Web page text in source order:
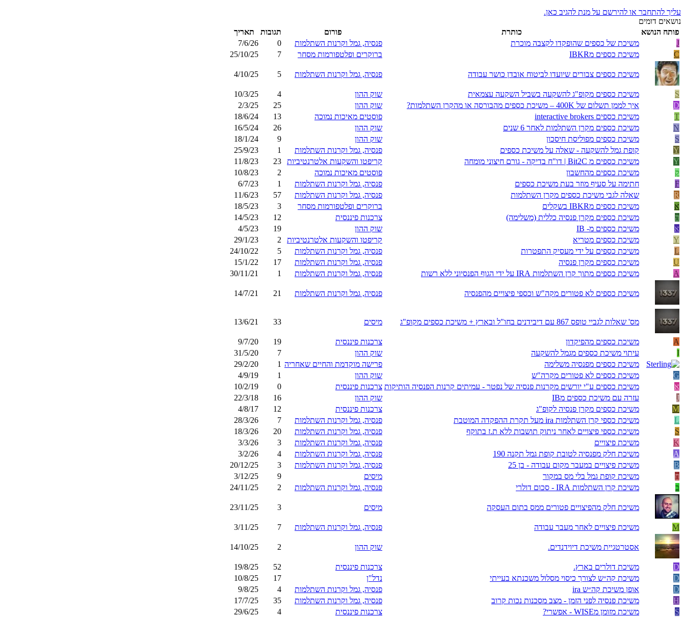
עליך להתחבר או להירשם על מנת להגיב כאן.
נושאים דומים
פותח הנושא
כותרת פורום תגובות
תאריך
J
משיכת של כספים שהופקדו לקצבה מוכרת פנסיה, גמל וקרנות השתלמות 0
7/6/26
C
משיכת כספים מIBKR ברוקרים ופלטפורמות מסחר 7
25/10/25
משיכת כספים צבורים שיועדו לביטוח אובדן כושר עבודה פנסיה, גמל וקרנות השתלמות 5
4/10/25
S משיכת כספים מקופ"ג להשקעה בשביל השקעה עצמאית שוק ההון 4
10/3/25
D
איך לממן תשלום של 400K – משיכת כספים מהבורסה או מהקרן השתלמות? שוק ההון 25
2/3/25
T
משיכת כספים interactive brokers פוסטים מאיכות נמוכה 13
18/6/24
N
משיכת כספים מקרן השתלמות לאחר 6 שנים שוק ההון 26
16/5/24
S
משיכת כספים מפוליסת חיסכון שוק ההון 9
18/1/24
Y
קופת גמל להשקעה - שאלה על משיכת כספים פנסיה, גמל וקרנות השתלמות 1
25/9/23
Y
משיכת כספים מ Bit2C | דו"ח בדיקה - גורם חיצוני מומחה קריפטו והשקעות אלטרנטיביות 23
11/8/23
ק
משיכת כספים מהחשבון פוסטים מאיכות נמוכה 2
10/8/23
F
חתימה על סעיף מוזר בעת משיכת כספים פנסיה, גמל וקרנות השתלמות 1
6/7/23
R
שאלה לגבי משיכת כספים מקרן השתלמות פנסיה, גמל וקרנות השתלמות 57
11/6/23
א
משיכת כספים מIBKR בשקלים ברוקרים ופלטפורמות מסחר 3
18/5/23
ה
משיכת כספים מקרן פנסיה כללית (משלימה) צרכנות פיננסית 12
14/5/23
א
משיכת כספים מ- IB שוק ההון 19
4/5/23
Y
משיכת כספים מטריא קריפטו והשקעות אלטרנטיביות 2
29/1/23
L
משיכת כספים על ידי מעסיק התפטרות פנסיה, גמל וקרנות השתלמות 5
24/10/22
U
משיכת כספים מקרן פנסיה פנסיה, גמל וקרנות השתלמות 17
15/1/22
A
משיכת כספים מתוך קרן השתלמות IRA על ידי הגוף הפנסיוני ללא רשות פנסיה, גמל וקרנות השתלמות 1
30/11/21
משיכת כספים לא פטורים מקה"ש וכספי פיצויים מהפנסיה פנסיה, גמל וקרנות השתלמות 21
14/7/21
מס' שאלות לגביי טופס 867 עם דיבידנים בחו"ל ובארץ + משיכת כספים מקופ"ג מיסים 33
13/6/21
A משיכת כספים מהפיקדון צרכנות פיננסית 19
9/7/20
I
עיתוי משיכת כספים מגמל להשקעה שוק ההון 7
31/5/20
משיכת כספים מפנסיה משלימה
פרישה מוקדמת והחיים שאחריה 1
29/2/20
G
משיכת כספים לא פטורים מקרה"ש שוק ההון 1
4/9/19
א
משיכת כספים ע"י יורשים מקרנות פנסיה של נפטר - עמיתים קרנות הפנסיה הותיקות צרכנות פיננסית 0
10/2/19
J
עזרה עם משיכת כספים מIB שוק ההון 16
22/3/18
M
משיכת כספים מקרן פנסיה לקופ"ג צרכנות פיננסית 12
4/8/17
L
משיכת כספי קרן השתלמות ira מעל תקרת ההפקדה המוטבת פנסיה, גמל וקרנות השתלמות 7
28/3/26
S
משיכת כספי פיצויים לאחר ניתוק תושבות ללא ת.ז בתוקף פנסיה, גמל וקרנות השתלמות 20
18/3/26
K
משיכת פיצויים פנסיה, גמל וקרנות השתלמות 3
3/3/26
A
משיכת חלק מפנסיה לטובת קופת גמל תקנה 190 פנסיה, גמל וקרנות השתלמות 4
3/2/26
B
משיכת פיצויים במעבר מקום עבודה - בן 25 פנסיה, גמל וקרנות השתלמות 3
20/12/25
ח
משיכת קופת גמל בלי מס במקור מיסים 9
3/12/25
ב
משיכת קרן השתלמות IRA - סכום דולרי פנסיה, גמל וקרנות השתלמות 2
24/11/25
משיכת חלק מהפיצויים פטורים ממס בתום העסקה מיסים 3
23/11/25
M משיכת פיצויים לאחר מעבר עבודה פנסיה, גמל וקרנות השתלמות 7
3/11/25
אסטרטגיית משיכת דיוידנדים. שוק ההון 2
14/10/25
D משיכת דולרים בארץ. צרכנות פיננסית 52
19/8/25
D
משיכת קה״ש לצורך כיסוי מסלול משכנתא בעייתי נדל"ן 17
10/8/25
D
אופן משיכת קה״ש ira פנסיה, גמל וקרנות השתלמות 4
9/8/25
H
משיכת פנסיה לפני הזמן - מצב מסכנות נכות קרוב פנסיה, גמל וקרנות השתלמות 35
17/7/25
S
משיכת מזומן מWISE - אפשרי? צרכנות פיננסית 4
29/6/25